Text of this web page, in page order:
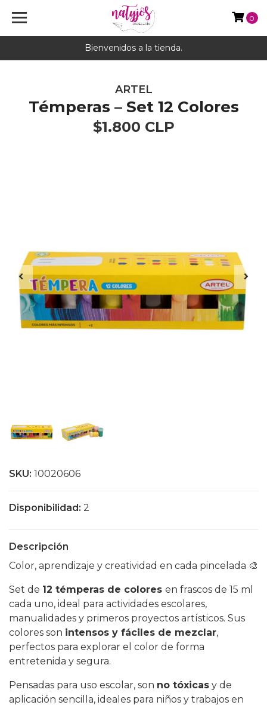
Bienvenidos a la tienda.
0
ARTEL
Témperas – Set 12 Colores
$1.800 CLP
SKU: 10020606
Disponibilidad: 2
Descripción
Color, aprendizaje y creatividad en cada pincelada 🎨
Set de 12 témperas de colores en frascos de 15 ml
cada uno, ideal para actividades escolares,
manualidades y primeros proyectos artísticos. Sus
colores son intensos y fáciles de mezclar,
perfectos para explorar el color de forma
entretenida y segura.
Pensadas para uso escolar, son no tóxicas y de
aplicación sencilla, ideales para niños y trabajos en